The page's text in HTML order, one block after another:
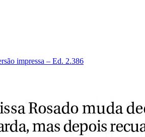
impressa – Ed. 2.386